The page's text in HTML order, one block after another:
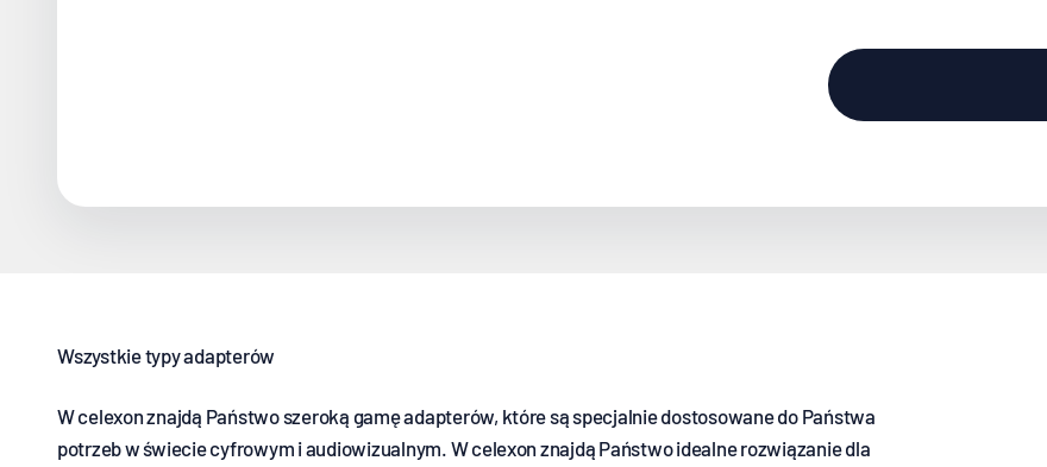
W celexon znajdą Państwo szeroką gamę adapterów, które są specjalnie dostosowane do Państwa
potrzeb w świecie cyfrowym i audiowizualnym. W celexon znajdą Państwo idealne rozwiązanie dla